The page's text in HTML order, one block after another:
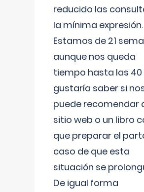
reducido las
la mínima expresión.
Estamos de 21
aunque nos queda
tiempo hasta las 40
gustaría saber si
puede recomendar
sitio web o un libro
que preparar el
caso de que esta
situación se
De igual forma